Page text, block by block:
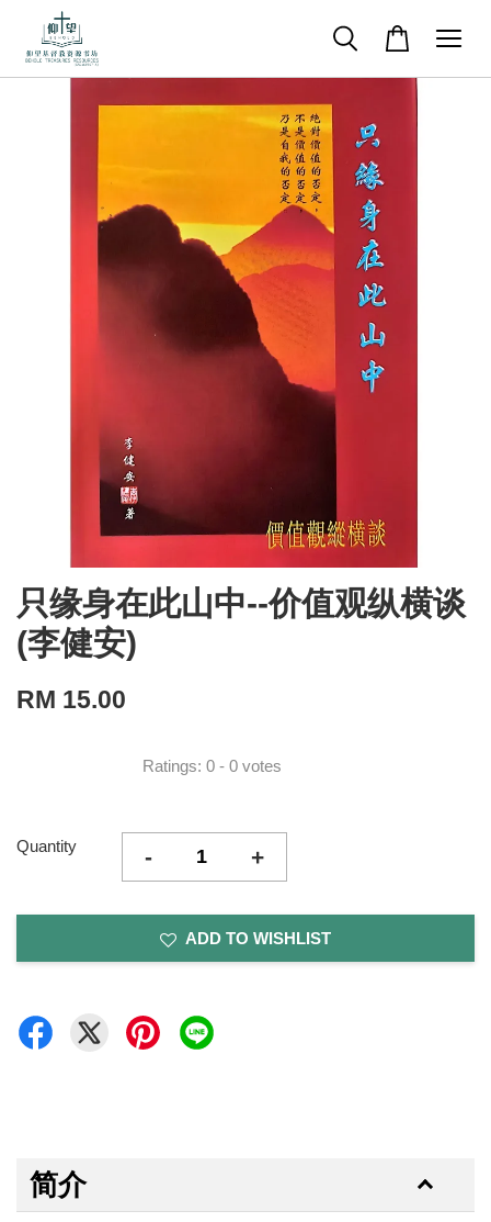
只缘身在此山中--价值观纵横谈
(李健安)
RM 15.00
Ratings: 0 - 0 votes
Quantity - +
ADD TO WISHLIST
简介